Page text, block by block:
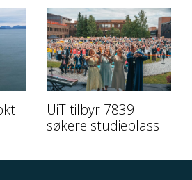
UiT tilbyr 7839
søkere studieplass